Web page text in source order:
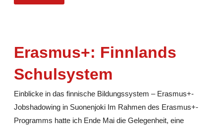
Erasmus+: Finnlands
Schulsystem
Einblicke in das finnische Bildungssystem – Erasmus+-
Jobshadowing in Suonenjoki Im Rahmen des Erasmus+-
Programms hatte ich Ende Mai die Gelegenheit, eine